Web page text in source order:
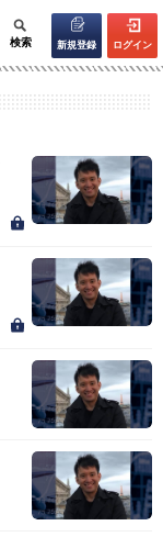
検索 新規登録 ログイン